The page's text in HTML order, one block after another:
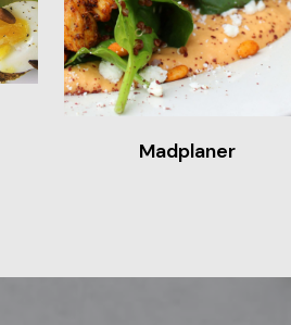
Madplaner